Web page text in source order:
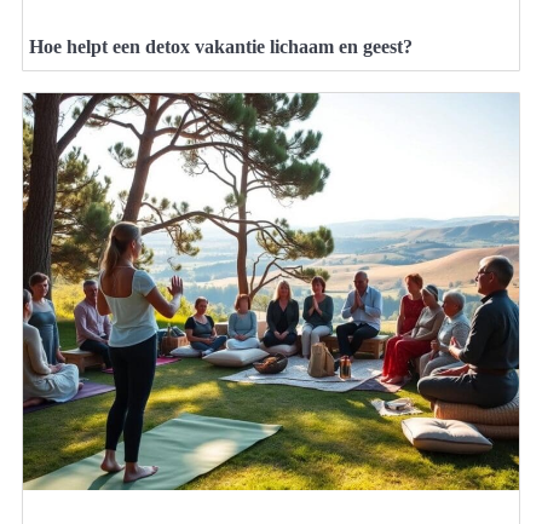
Hoe helpt een detox vakantie lichaam en geest?